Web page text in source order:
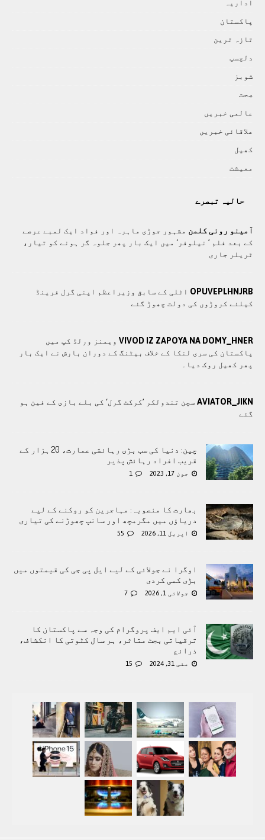
اداريہ
پاکستان
تازہ ترين
دلچسپ
شوبز
صحت
عالمی خبريں
علاقائی خبريں
کھيل
معيشت
حالیہ تبصرے
آمینو رونی کلمن مشہور جوڑی ماہرہ اور فواد ايک لمبے عرصے
کے بعد فلم ’ نیلوفر‘ میں ایک بار پھر جلوہ گر ہونے کو تیار،
ٹریلر جاری
OPUVEPLHNJRB اٹلی کے سابق وزیراعظم اپنی گرل فرینڈ
کیلئے کروڑوں کی دولت چھوڑ گئے
VIVOD IZ ZAPOYA NA DOMY_HNER ویمنز ورلڈ کپ میں
پاکستان کی سری لنکا کے خلاف بیٹنگ کے دوران بارش نے ایک بار
پھر کھیل روک دیا۔
AVIATOR_JIKN سچن تندولکر ’کرکٹ گرل‘ کی بلے بازی کے فین ہو
گئے
چین: دنیا کی سب بڑی رہائشی عمارت، 20 ہزار کے
قریب افراد رہائش پذیر
جون 17, 2023 1
بھارت کا منصوبہ: مہاجرین کو روکنے کے لیے
دریاؤں میں مگرمچھ اور سانپ چھوڑنے کی تیاری
اپریل 11, 2026 55
اوگرا نے جولائی کے لیے ایل پی جی کی قیمتوں میں
بڑی کمی کردی
جولائی 1, 2026 7
آئی ایم ایف پروگرام کی وجہ سے پاکستان کا
ترقیاتی بجٹ متاثر، ہر سال کٹوتی کا انکشاف،
ذرائع
مئی 31, 2024 15